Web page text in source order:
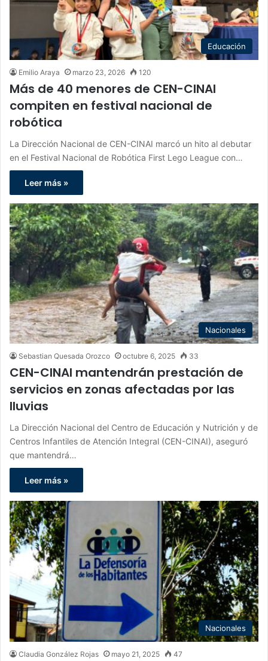
Educación
Emilio Araya marzo 23, 2026 120
Más de 40 menores de CEN-CINAI
compiten en festival nacional de
robótica
La Dirección Nacional de CEN-CINAI marcó un hito al debutar
en el Festival Nacional de Robótica First Lego League con…
Leer más »
Nacionales
Sebastian Quesada Orozco octubre 6, 2025 33
CEN-CINAI mantendrán prestación de
servicios en zonas afectadas por las
lluvias
La Dirección Nacional del Centro de Educación y Nutrición y de
Centros Infantiles de Atención Integral (CEN-CINAI), aseguró
que mantendrá…
Leer más »
Nacionales
Claudia González Rojas mayo 21, 2025 47